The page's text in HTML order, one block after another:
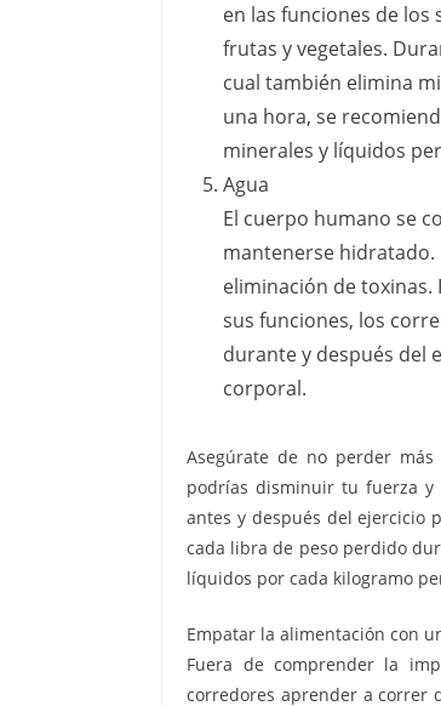
en las funciones de
frutas y vegetales.
cual también elimina
una hora, se
minerales y líquidos
Agua
El cuerpo humano se
mantenerse hidratado.
eliminación de toxinas.
sus funciones, los
durante y después del
corporal.
Asegúrate de no perder
podrías disminuir tu fuerza y
antes y después del ejercicio
cada libra de peso perdido
líquidos por cada kilogramo
Empatar la alimentación con
Fuera de comprender la
corredores aprender a correr